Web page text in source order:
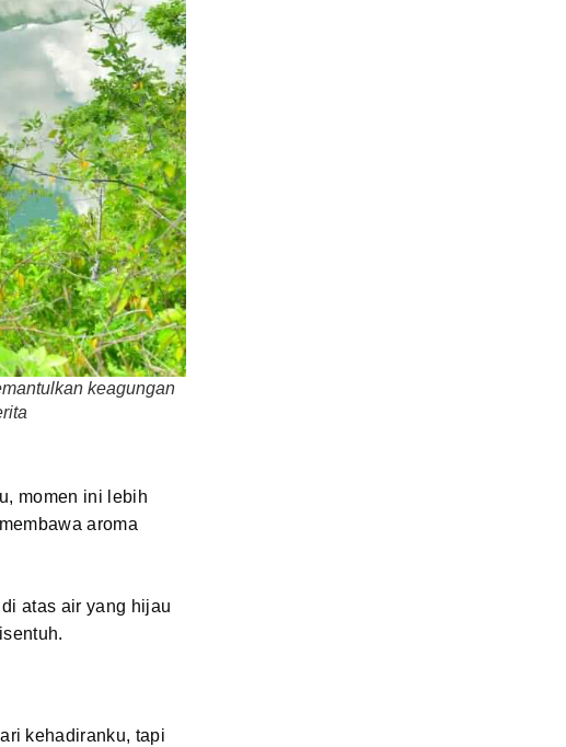
keagungan
momen ini lebih
aroma
atas air yang hijau
kehadiranku, tapi